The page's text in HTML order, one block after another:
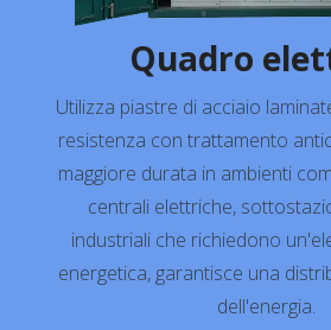
Quadro
Utilizza piastre di acciaio
resistenza con trattamento
maggiore durata in ambienti
centrali elettriche,
industriali che richiedono
energetica, garantisce una
dell'energia.